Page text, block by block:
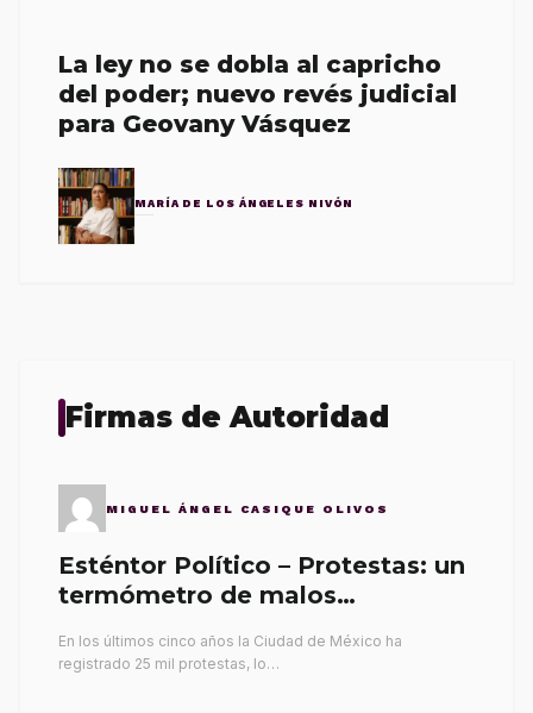
La ley no se dobla al capricho
del poder; nuevo revés judicial
para Geovany Vásquez
MARÍA DE LOS ÁNGELES NIVÓN
Firmas de Autoridad
MIGUEL ÁNGEL CASIQUE OLIVOS
Esténtor Político – Protestas: un
termómetro de malos
En los últimos cinco años la Ciudad de México ha
registrado 25 mil protestas, lo…